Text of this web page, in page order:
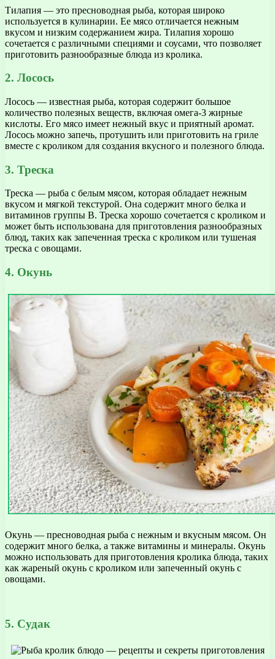
Тилапия — это пресноводная рыба, которая широко
используется в кулинарии. Ее мясо отличается нежным
вкусом и низким содержанием жира. Тилапия хорошо
сочетается с различными специями и соусами, что позволяет
приготовить разнообразные блюда из кролика.
2. Лосось
Лосось — известная рыба, которая содержит большое
количество полезных веществ, включая омега-3 жирные
кислоты. Его мясо имеет нежный вкус и приятный аромат.
Лосось можно запечь, протушить или приготовить на гриле
вместе с кроликом для создания вкусного и полезного блюда.
3. Треска
Треска — рыба с белым мясом, которая обладает нежным
вкусом и мягкой текстурой. Она содержит много белка и
витаминов группы В. Треска хорошо сочетается с кроликом и
может быть использована для приготовления разнообразных
блюд, таких как запеченная треска с кроликом или тушеная
треска с овощами.
4. Окунь
Окунь — пресноводная рыба с нежным и вкусным мясом. Он
содержит много белка, а также витамины и минералы. Окунь
можно использовать для приготовления кролика блюда, таких
как жареный окунь с кроликом или запеченный окунь с
овощами.
5. Судак